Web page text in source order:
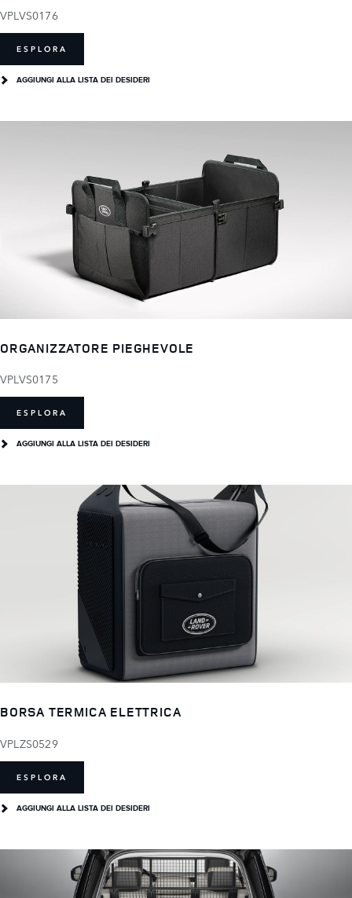
VPLVS0176
ESPLORA
AGGIUNGI ALLA LISTA DEI DESIDERI
ORGANIZZATORE PIEGHEVOLE
VPLVS0175
ESPLORA
AGGIUNGI ALLA LISTA DEI DESIDERI
BORSA TERMICA ELETTRICA
VPLZS0529
ESPLORA
AGGIUNGI ALLA LISTA DEI DESIDERI